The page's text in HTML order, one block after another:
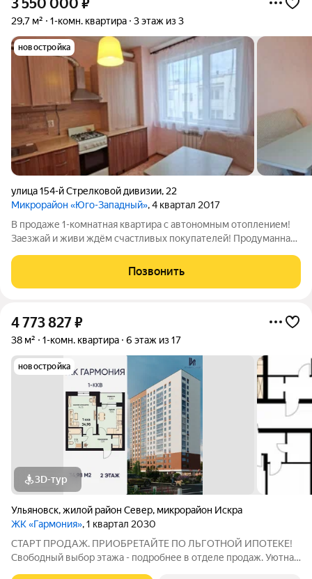
3 550 000 ₽
29,7 м² 1-комн. квартира 3 этаж из 3
новостройка
улица 154-й Стрелковой дивизии, 22
Микрорайон «Юго-Западный», 4 квартал 2017
В продаже 1-комнатная квартира с автономным отоплением!
Заезжай и живи ждём счастливых покупателей! Продуманная
где удобно готовить и собираться тихими вечерами, светлый
зал с большими окнами
Позвонить
4 773 827₽
38 м² 1-комн. квартира 6 этаж из 17
новостройка
3D-тур
Ульяновск,жилой район Север, микрорайон Искра
ЖК «Гармония», 1 квартал 2030
СТАРТ ПРОДАЖ. ПРИОБРЕТАЙТЕ ПО ЛЬГОТНОЙ ИПОТЕКЕ!
Свободный выбор этажа - подробнее в отделе продаж. Уютная